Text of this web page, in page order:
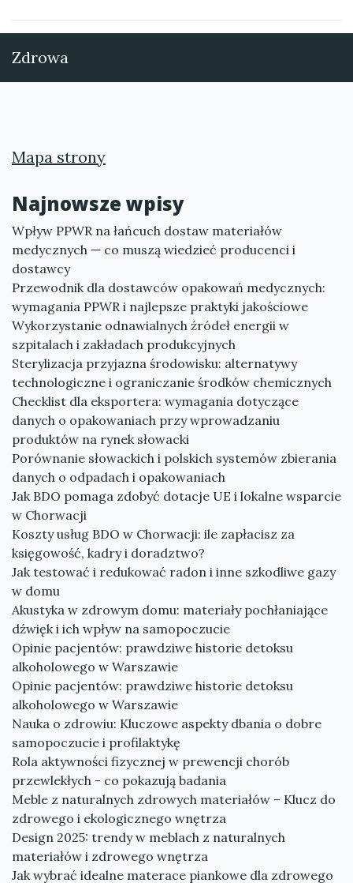
Zdrowa
Mapa strony
Najnowsze wpisy
Wpływ PPWR na łańcuch dostaw materiałów
medycznych — co muszą wiedzieć producenci i
dostawcy
Przewodnik dla dostawców opakowań medycznych:
wymagania PPWR i najlepsze praktyki jakościowe
Wykorzystanie odnawialnych źródeł energii w
szpitalach i zakładach produkcyjnych
Sterylizacja przyjazna środowisku: alternatywy
technologiczne i ograniczanie środków chemicznych
Checklist dla eksportera: wymagania dotyczące
danych o opakowaniach przy wprowadzaniu
produktów na rynek słowacki
Porównanie słowackich i polskich systemów zbierania
danych o odpadach i opakowaniach
Jak BDO pomaga zdobyć dotacje UE i lokalne wsparcie
w Chorwacji
Koszty usług BDO w Chorwacji: ile zapłacisz za
księgowość, kadry i doradztwo?
Jak testować i redukować radon i inne szkodliwe gazy
w domu
Akustyka w zdrowym domu: materiały pochłaniające
dźwięk i ich wpływ na samopoczucie
Opinie pacjentów: prawdziwe historie detoksu
alkoholowego w Warszawie
Opinie pacjentów: prawdziwe historie detoksu
alkoholowego w Warszawie
Nauka o zdrowiu: Kluczowe aspekty dbania o dobre
samopoczucie i profilaktykę
Rola aktywności fizycznej w prewencji chorób
przewlekłych - co pokazują badania
Meble z naturalnych zdrowych materiałów – Klucz do
zdrowego i ekologicznego wnętrza
Design 2025: trendy w meblach z naturalnych
materiałów i zdrowego wnętrza
Jak wybrać idealne materace piankowe dla zdrowego